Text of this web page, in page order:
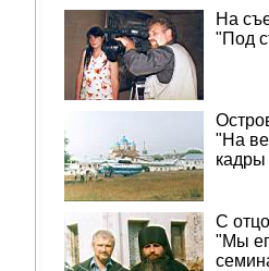
На
"Под
"На
кадры
С
"Мы